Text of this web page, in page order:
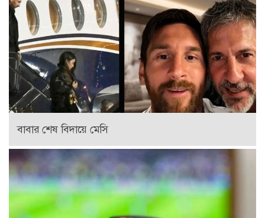
বাবার শেষ বিদায়ে মেসি